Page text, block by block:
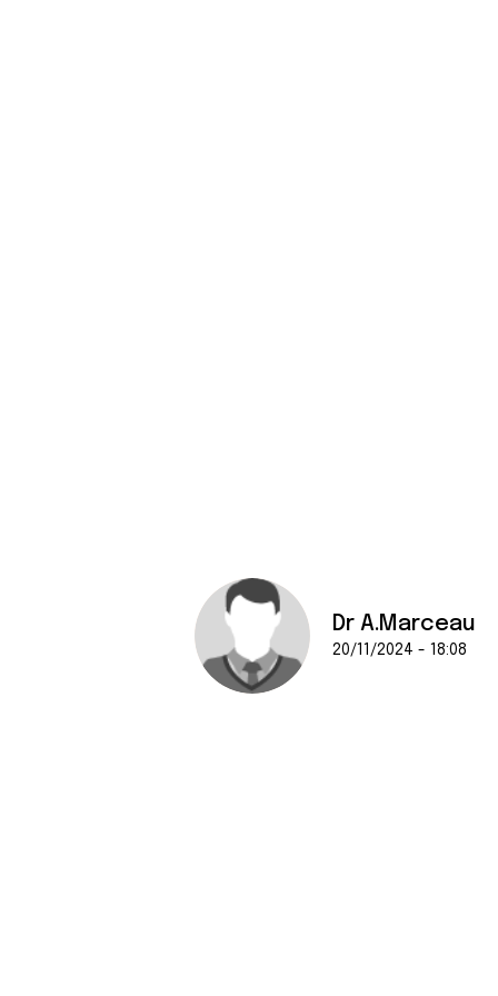
Dr A.Marceau
20/11/2024 - 18:08